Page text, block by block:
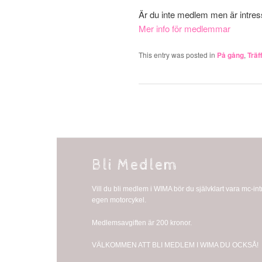
Är du inte medlem men är
Mer info för medlemmar
This entry was posted in På gång,
Bli Medlem
Vill du bli medlem i WIMA bör du självklart vara mc-
egen motorcykel.
Medlemsavgiften är 200 kronor.
VÄLKOMMEN ATT BLI MEDLEM I WIMA DU OCKSÅ!